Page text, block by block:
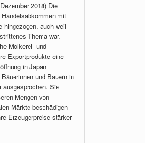
2018) Die
mit
hingezogen, auch weil
Thema war.
Molkerei- und
Exportprodukte eine
in Japan
und Bauern in
ausgesprochen. Sie
Mengen von
Märkte beschädigen
Erzeugerpreise stärker